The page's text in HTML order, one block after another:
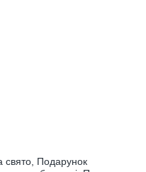
свято, Подарунок